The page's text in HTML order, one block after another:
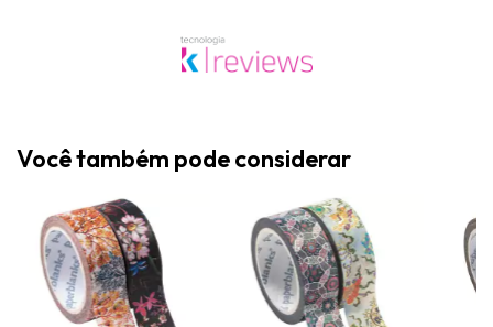
Você também pode considerar